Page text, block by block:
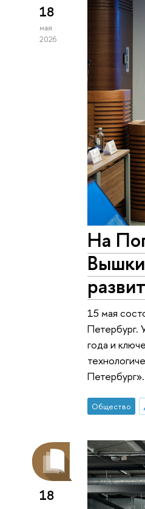
18
мая
2026
На
15 мая
Петербург.
года и
Петербург».
Общество
18